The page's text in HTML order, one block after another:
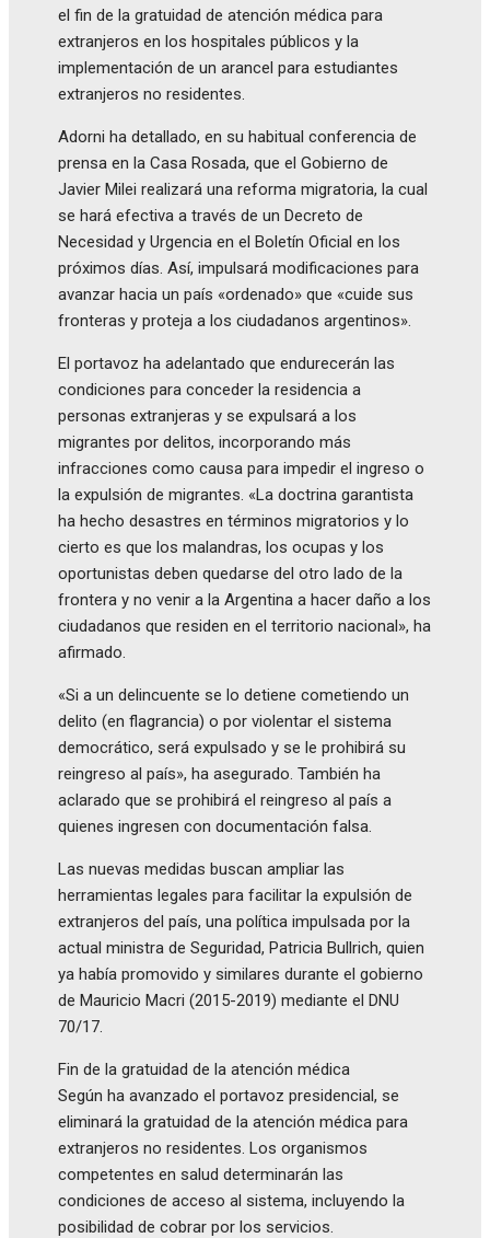
el fin de la gratuidad de atención médica para
extranjeros en los hospitales públicos y la
implementación de un arancel para estudiantes
extranjeros no residentes.
Adorni ha detallado, en su habitual conferencia de
prensa en la Casa Rosada, que el Gobierno de
Javier Milei realizará una reforma migratoria, la cual
se hará efectiva a través de un Decreto de
Necesidad y Urgencia en el Boletín Oficial en los
próximos días. Así, impulsará modificaciones para
avanzar hacia un país «ordenado» que «cuide sus
fronteras y proteja a los ciudadanos argentinos».
El portavoz ha adelantado que endurecerán las
condiciones para conceder la residencia a
personas extranjeras y se expulsará a los
migrantes por delitos, incorporando más
infracciones como causa para impedir el ingreso o
la expulsión de migrantes. «La doctrina garantista
ha hecho desastres en términos migratorios y lo
cierto es que los malandras, los ocupas y los
oportunistas deben quedarse del otro lado de la
frontera y no venir a la Argentina a hacer daño a los
ciudadanos que residen en el territorio nacional», ha
afirmado.
«Si a un delincuente se lo detiene cometiendo un
delito (en flagrancia) o por violentar el sistema
democrático, será expulsado y se le prohibirá su
reingreso al país», ha asegurado. También ha
aclarado que se prohibirá el reingreso al país a
quienes ingresen con documentación falsa.
Las nuevas medidas buscan ampliar las
herramientas legales para facilitar la expulsión de
extranjeros del país, una política impulsada por la
actual ministra de Seguridad, Patricia Bullrich, quien
ya había promovido y similares durante el gobierno
de Mauricio Macri (2015-2019) mediante el DNU
70/17.
Fin de la gratuidad de la atención médica
Según ha avanzado el portavoz presidencial, se
eliminará la gratuidad de la atención médica para
extranjeros no residentes. Los organismos
competentes en salud determinarán las
condiciones de acceso al sistema, incluyendo la
posibilidad de cobrar por los servicios.